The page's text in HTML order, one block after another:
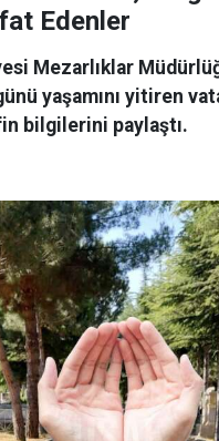
Edenler
Mezarlıklar
yaşamını yitiren
bilgilerini paylaştı.